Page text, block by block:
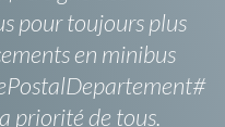
pour toujours plus
en minibus
priorité de tous.